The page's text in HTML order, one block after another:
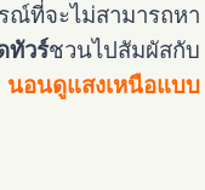
ที่จะไม่สามารถหา
ทัวร์ชวนไปสัมผัสกับ
อนดูแสงเหนือแบบ